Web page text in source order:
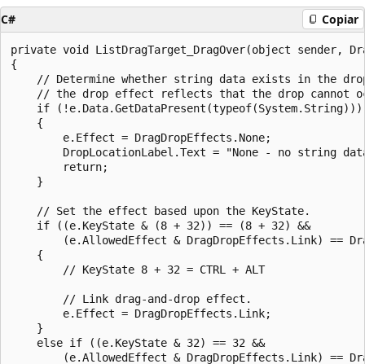
C# Copiar
private void ListDragTarget_DragOver(object sender,
{
// Determine whether string data exists in the
// the drop effect reflects that the drop cannot
    if (!e.Data.GetDataPresent(typeof(System.String)))
    {
        e.Effect = DragDropEffects.None;
DropLocationLabel.Text = "None - no string
        return;
    }
    // Set the effect based upon the KeyState.
    if ((e.KeyState & (8 + 32)) == (8 + 32) &&
(e.AllowedEffect & DragDropEffects.Link) ==
    {
        // KeyState 8 + 32 = CTRL + ALT
        // Link drag-and-drop effect.
        e.Effect = DragDropEffects.Link;
    }
    else if ((e.KeyState & 32) == 32 &&
(e.AllowedEffect & DragDropEffects.Link) ==